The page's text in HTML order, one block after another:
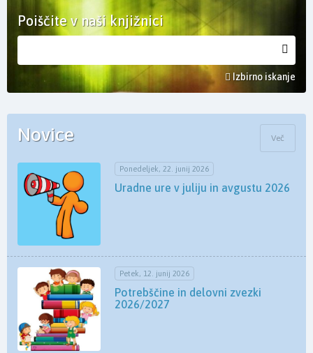
Poiščite v naši knjižnici
Izbirno iskanje
Novice Več
Ponedeljek, 22. junij 2026
Uradne ure v juliju in avgustu 2026
Petek, 12. junij 2026
Potrebščine in delovni zvezki
2026/2027